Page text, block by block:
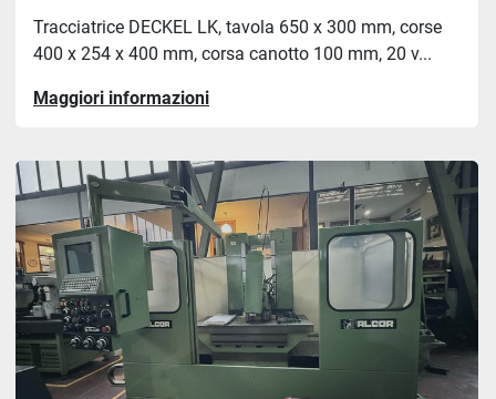
Tracciatrice DECKEL LK, tavola 650 x 300 mm, corse
400 x 254 x 400 mm, corsa canotto 100 mm, 20 v...
Maggiori informazioni